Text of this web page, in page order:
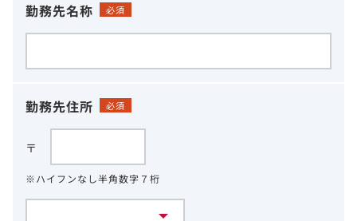
勤務先名称 必須
勤務先住所 必須
〒
※ハイフンなし半角数字７桁